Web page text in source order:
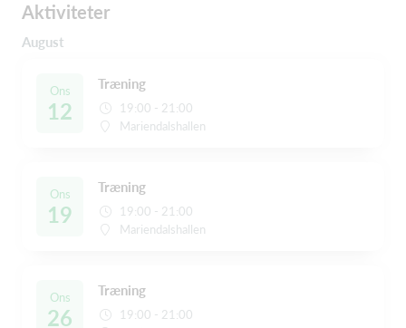
Aktiviteter
August
Ons
12
Træning
19:00 - 21:00
Mariendalshallen
Ons
19
Træning
19:00 - 21:00
Mariendalshallen
Ons
26
Træning
19:00 - 21:00